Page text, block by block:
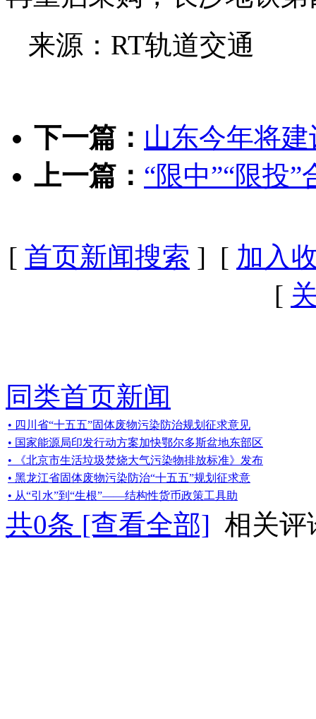
来源：RT轨道交通
下一篇： 山东今年将
上一篇： “限中”“限投”
[ 首页新闻搜索 ] [ 加入
[
同类首页新闻
• 四川省“十五五”固体废物污染防治规划征求意见
• 国家能源局印发行动方案加快鄂尔多斯盆地东部区
• 《北京市生活垃圾焚烧大气污染物排放标准》发布
• 黑龙江省固体废物污染防治“十五五”规划征求意
• 从“引水”到“生根”——结构性货币政策工具助
共0条 [查看全部] 相关评